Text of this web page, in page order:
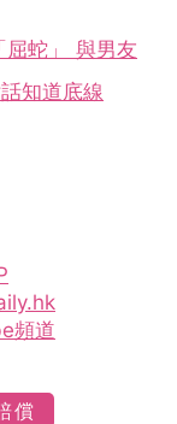
屈蛇」 與男友
知道底線
頻道
償